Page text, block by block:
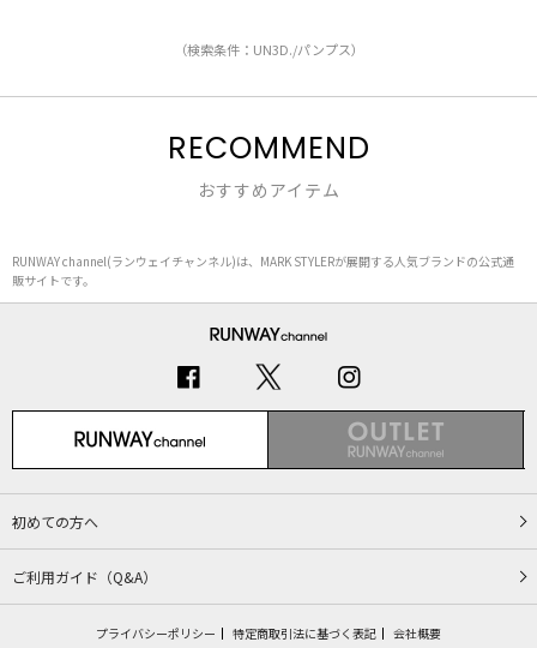
（検索条件：UN3D./パンプス）
RECOMMEND
おすすめアイテム
RUNWAY channel(ランウェイチャンネル)は、MARK STYLERが展開する人気ブランドの公式通
販サイトです。
初めての方へ
ご利用ガイド（Q&A）
プライバシーポリシー 特定商取引法に基づく表記 会社概要